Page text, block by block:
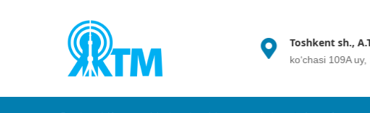
(+998 71) 202 35 49
info@crrt.uz
Toshkent sh.,
ko‘chasi 109A uy,